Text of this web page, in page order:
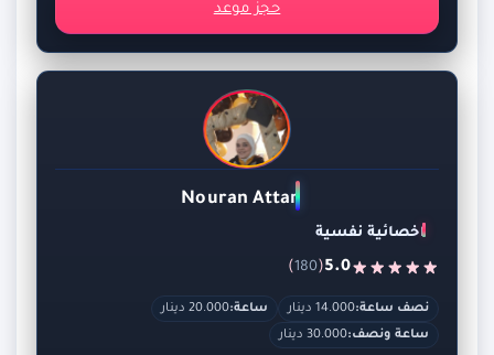
حجز موعد
Nouran Attar
اخصائية نفسية
5.0
(
180
)
نصف ساعة:14.000 دينار ساعة:20.000 دينار
ساعة ونصف:30.000 دينار